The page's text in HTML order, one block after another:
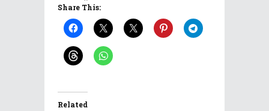
Share This:
Related